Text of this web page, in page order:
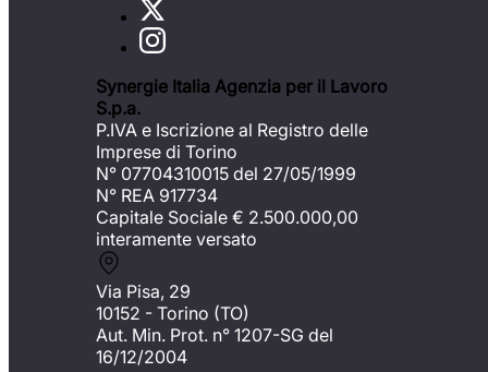
Synergie Italia Agenzia per il Lavoro
S.p.a.
P.IVA e Iscrizione al Registro delle
Imprese di Torino
N° 07704310015 del 27/05/1999
N° REA 917734
Capitale Sociale € 2.500.000,00
interamente versato
Via Pisa, 29
10152 - Torino (TO)
Aut. Min. Prot. n° 1207-SG del
16/12/2004